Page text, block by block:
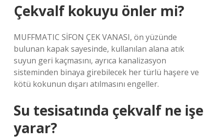
Çekvalf kokuyu önler mi?
MUFFMATIC SİFON ÇEK VANASI, ön yüzünde
bulunan kapak sayesinde, kullanılan alana atık
suyun geri kaçmasını, ayrıca kanalizasyon
sisteminden binaya girebilecek her türlü haşere ve
kötü kokunun dışarı atılmasını engeller.
Su tesisatında çekvalf ne işe
yarar?